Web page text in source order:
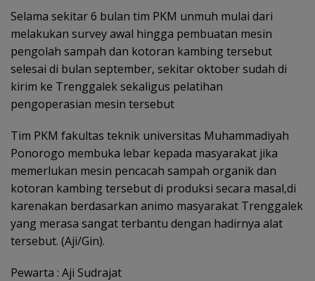
Selama sekitar 6 bulan tim PKM unmuh mulai dari
melakukan survey awal hingga pembuatan mesin
pengolah sampah dan kotoran kambing tersebut
selesai di bulan september, sekitar oktober sudah di
kirim ke Trenggalek sekaligus pelatihan
pengoperasian mesin tersebut
Tim PKM fakultas teknik universitas Muhammadiyah
Ponorogo membuka lebar kepada masyarakat jika
memerlukan mesin pencacah sampah organik dan
kotoran kambing tersebut di produksi secara masal,di
karenakan berdasarkan animo masyarakat Trenggalek
yang merasa sangat terbantu dengan hadirnya alat
tersebut. (Aji/Gin).
Pewarta : Aji Sudrajat